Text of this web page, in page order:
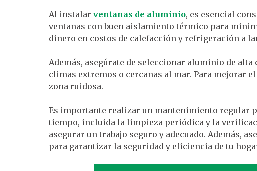
Al instalar ventanas de aluminio, es esencial
ventanas con buen aislamiento térmico para
dinero en costos de calefacción y refrigeración a
Además, asegúrate de seleccionar aluminio de
climas extremos o cercanas al mar. Para mejorar
zona ruidosa.
Es importante realizar un mantenimiento regular
tiempo, incluida la limpieza periódica y la
asegurar un trabajo seguro y adecuado. Además,
para garantizar la seguridad y eficiencia de tu